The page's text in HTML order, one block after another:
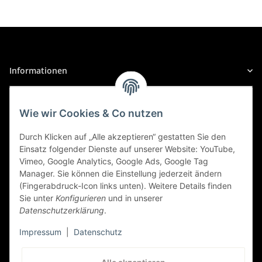
3er Reihe (346L (E46)), 03/2003 bis 07/2005
330d Touring, PS: 204 | KW: 150
3er Reihe
3er Reihe (346L (E46)), 05/1998 bis 06/2000
328i, PS: 193 | KW: 142
BMW
3er Reihe
3er Reihe (346L (E46)), 05/1998 bis 08/2000
Informationen
Sicher Einkaufen
Wie wir Cookies & Co nutzen
Durch Klicken auf „Alle akzeptieren“ gestatten Sie den
Einsatz folgender Dienste auf unserer Website: YouTube,
Vimeo, Google Analytics, Google Ads, Google Tag
Manager. Sie können die Einstellung jederzeit ändern
(Fingerabdruck-Icon links unten). Weitere Details finden
Sie unter Konfigurieren und in unserer
Datenschutzerklärung.
Impressum Datenschutz